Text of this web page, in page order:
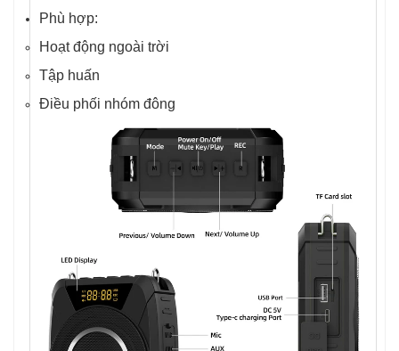
Phù hợp:
Hoạt động ngoài trời
Tập huấn
Điều phối nhóm đông